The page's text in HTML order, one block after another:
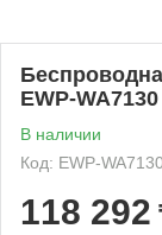
EWP-WA7130
В наличии
Код: EWP-WA7130
118 292